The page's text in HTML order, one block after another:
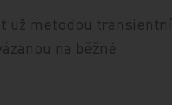
už metodou transientní
na běžné